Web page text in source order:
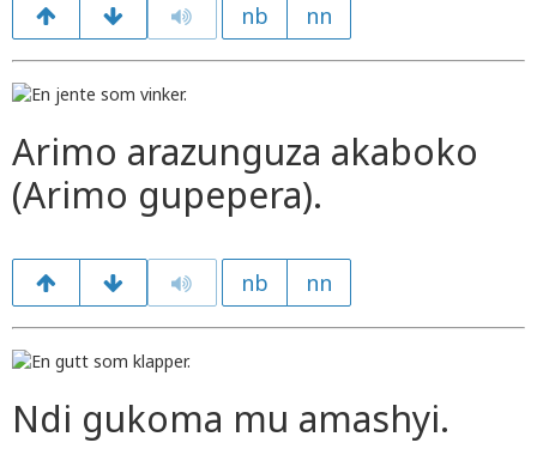
nb nn
Arimo arazunguza akaboko
(Arimo gupepera).
nb nn
Ndi gukoma mu amashyi.